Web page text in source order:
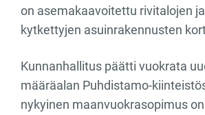
on asemakaavoitettu rivitalojen
kytkettyjen asuinrakennusten
Kunnanhallitus päätti vuokrata
määräalan Puhdistamo-
nykyinen maanvuokrasopimus